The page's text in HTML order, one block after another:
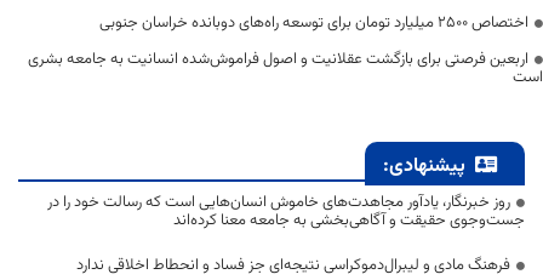
اختصاص 2500 میلیارد تومان برای توسعه راه‌های دوبانده خراسان جنوبی
اربعین فرصتی برای بازگشت عقلانیت و اصول فراموش‌شده انسانیت به جامعه بشری
است
پیشنهادی:
روز خبرنگار، یادآور مجاهدت‌های خاموش انسان‌هایی است که رسالت خود را در
جست‌وجوی حقیقت و آگاهی‌بخشی به جامعه معنا کرده‌اند
فرهنگ مادی و لیبرال‌دموکراسی نتیجه‌ای جز فساد و انحطاط اخلاقی ندارد